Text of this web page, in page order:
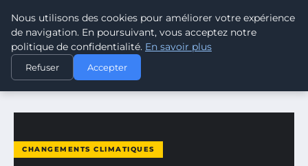
CLIMATE GUARDIAN
ACCUEIL
CHANGEMENTS CLIMATIQUES
LES IMPACTS SOCIAUX DU BILAN CARBONE
CHANGEMENTS CLIMATIQUES
Nous utilisons des cookies pour améliorer votre expérience
de navigation. En poursuivant, vous acceptez notre
politique de confidentialité. En savoir plus
Refuser Accepter